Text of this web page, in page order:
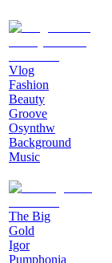
Vlog
Fashion
Beauty
Groove
Osynthw
Background
Music
The Big
Gold
Igor
Pumphonia